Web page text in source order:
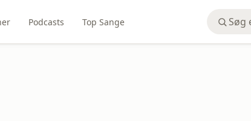
Podcasts Top Sange